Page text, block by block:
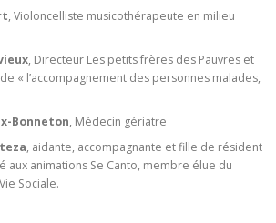
, Violoncelliste musicothérapeute en milieu
, Directeur Les petits frères des Pauvres et
« l’accompagnement des personnes malades,
Bonneton, Médecin gériatre
, aidante, accompagnante et fille de résident
aux animations Se Canto, membre élue du
Sociale.